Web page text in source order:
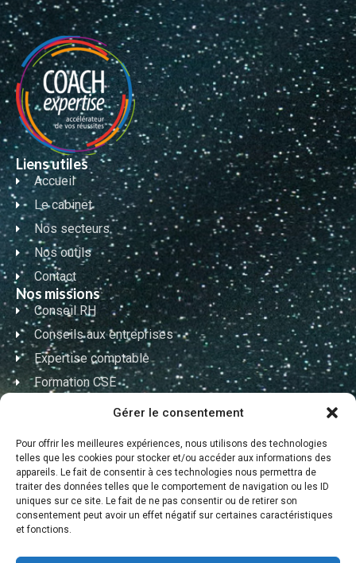
Gérer le consentement
Pour offrir les meilleures expériences, nous utilisons des technologies
telles que les cookies pour stocker et/ou accéder aux informations des
appareils. Le fait de consentir à ces technologies nous permettra de
traiter des données telles que le comportement de navigation ou les ID
uniques sur ce site. Le fait de ne pas consentir ou de retirer son
consentement peut avoir un effet négatif sur certaines caractéristiques
et fonctions.
Liens utiles
Accueil
Le cabinet
Nos secteurs
Nos outils
Contact
Nos missions
Conseil RH
Conseils aux entreprises
Expertise comptable
Formation CSE
02 90 99 49 21
contact@coach-expertise.fr